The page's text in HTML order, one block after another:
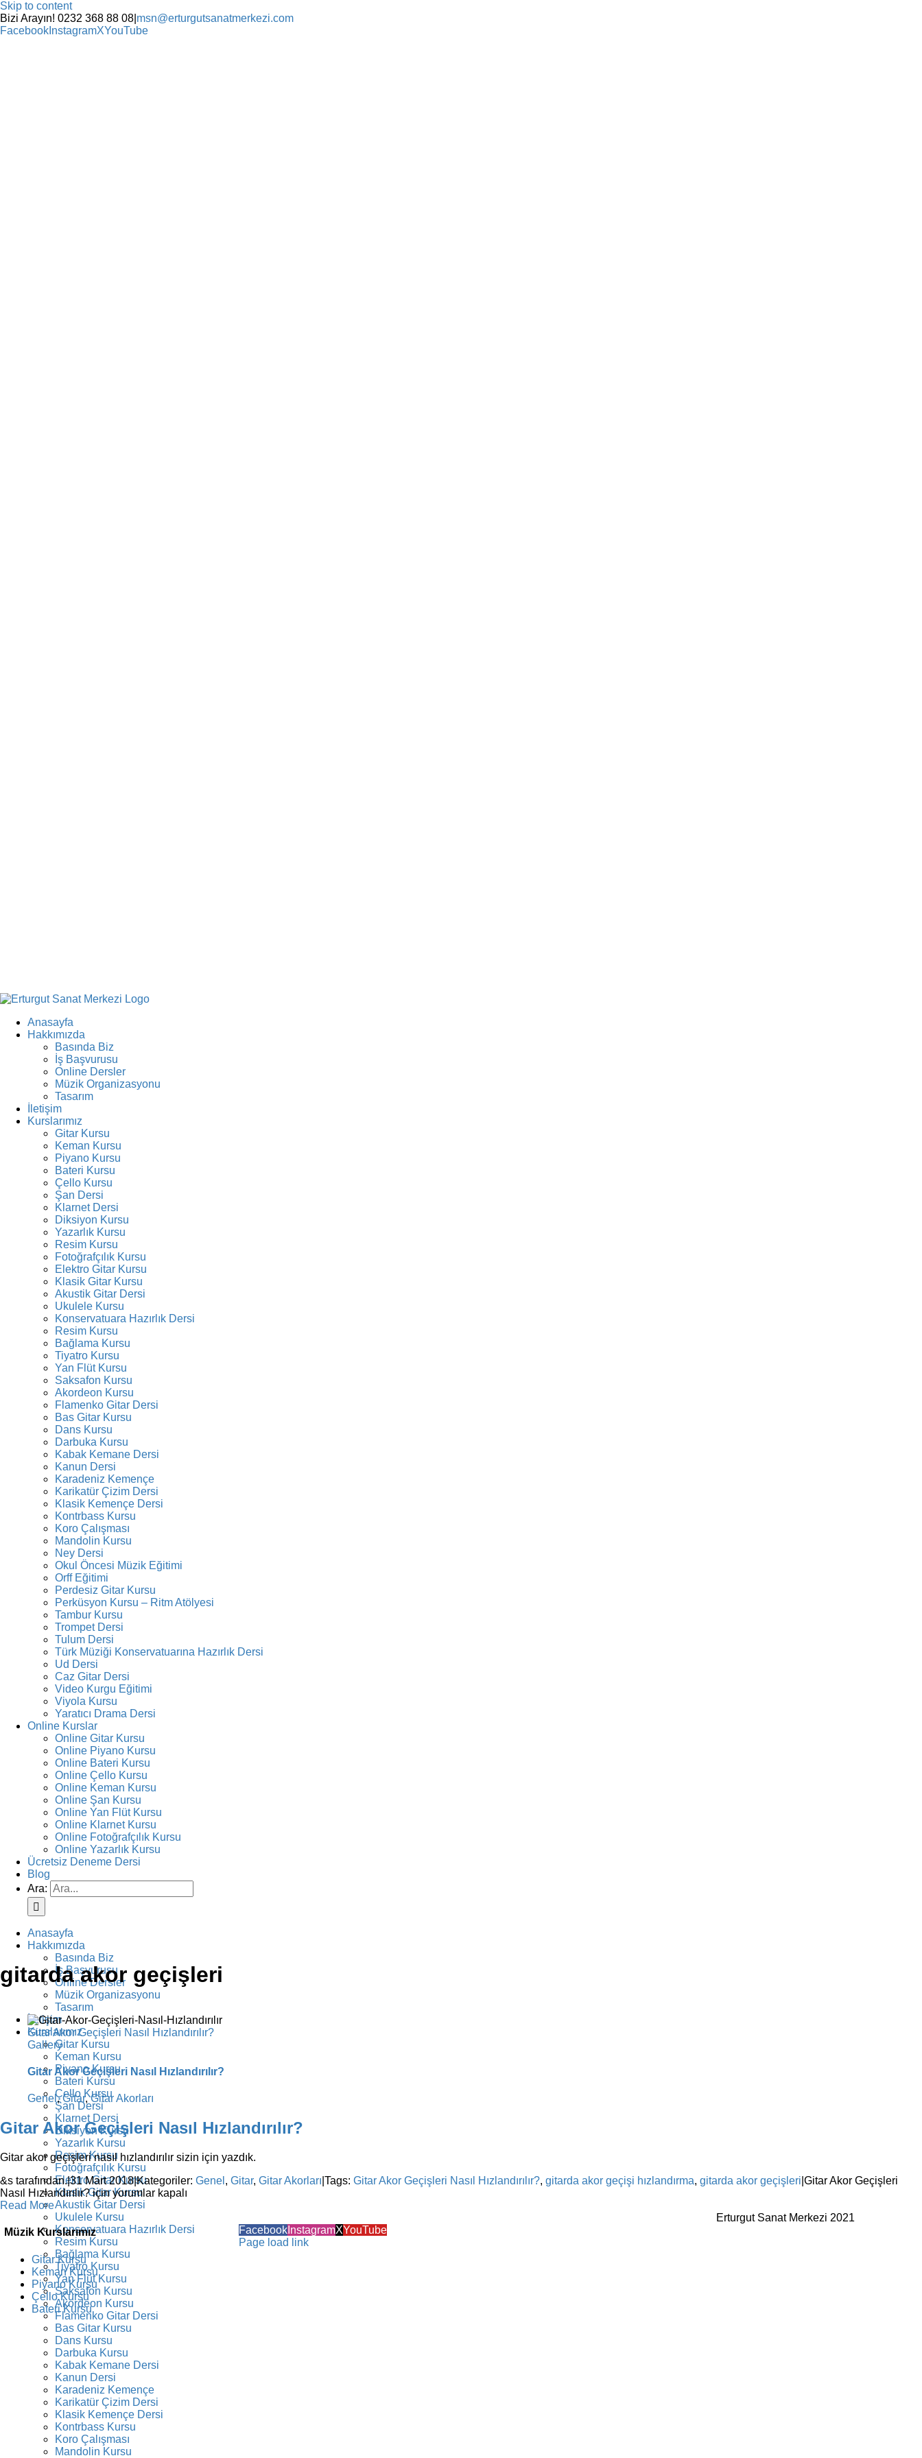
Skip to content
Bizi Arayın! 0232 368 88 08 msn@erturgutsanatmerkezi.com
Facebook InstagramXYouTube
Anasayfa
Hakkımızda
Basında Biz
İş Başvurusu
Online Dersler
Müzik Organizasyonu
Tasarım
İletişim
Kurslarımız
Gitar Kursu
Keman Kursu
Piyano Kursu
Bateri Kursu
Çello Kursu
Şan Dersi
Klarnet Dersi
Diksiyon Kursu
Yazarlık Kursu
Resim Kursu
Fotoğrafçılık Kursu
Elektro Gitar Kursu
Klasik Gitar Kursu
Akustik Gitar Dersi
Ukulele Kursu
Konservatuara Hazırlık Dersi
Resim Kursu
Bağlama Kursu
Tiyatro Kursu
Yan Flüt Kursu
Saksafon Kursu
Akordeon Kursu
Flamenko Gitar Dersi
Bas Gitar Kursu
Dans Kursu
Darbuka Kursu
Kabak Kemane Dersi
Kanun Dersi
Karadeniz Kemençe
Karikatür Çizim Dersi
Klasik Kemençe Dersi
Kontrbass Kursu
Koro Çalışması
Mandolin Kursu
Ney Dersi
Okul Öncesi Müzik Eğitimi
Orff Eğitimi
Perdesiz Gitar Kursu
Perküsyon Kursu – Ritm Atölyesi
Tambur Kursu
Trompet Dersi
Tulum Dersi
Türk Müziği Konservatuarına Hazırlık Dersi
Ud Dersi
Caz Gitar Dersi
Video Kurgu Eğitimi
Viyola Kursu
Yaratıcı Drama Dersi
Online Kurslar
Online Gitar Kursu
Online Piyano Kursu
Online Bateri Kursu
Online Çello Kursu
Online Keman Kursu
Online Şan Kursu
Online Yan Flüt Kursu
Online Klarnet Kursu
Online Fotoğrafçılık Kursu
Online Yazarlık Kursu
Ücretsiz Deneme Dersi
Blog
Ara:
Anasayfa
Hakkımızda
Basında Biz
İş Başvurusu
Online Dersler
Müzik Organizasyonu
Tasarım
İletişim
Kurslarımız
Gitar Kursu
Keman Kursu
Piyano Kursu
Bateri Kursu
Çello Kursu
Şan Dersi
Klarnet Dersi
Diksiyon Kursu
Yazarlık Kursu
Resim Kursu
Fotoğrafçılık Kursu
Elektro Gitar Kursu
Klasik Gitar Kursu
Akustik Gitar Dersi
Ukulele Kursu
Konservatuara Hazırlık Dersi
Resim Kursu
Bağlama Kursu
Tiyatro Kursu
Yan Flüt Kursu
Saksafon Kursu
Akordeon Kursu
Flamenko Gitar Dersi
Bas Gitar Kursu
Dans Kursu
Darbuka Kursu
Kabak Kemane Dersi
Kanun Dersi
Karadeniz Kemençe
Karikatür Çizim Dersi
Klasik Kemençe Dersi
Kontrbass Kursu
Koro Çalışması
Mandolin Kursu
gitarda akor geçişleri
Gitar Akor Geçişleri Nasıl Hızlandırılır?
Gallery
Gitar Akor Geçişleri Nasıl Hızlandırılır?
Genel,Gitar,Gitar Akorları
Gitar Akor Geçişleri Nasıl Hızlandırılır?
Gitar akor geçişleri nasıl hızlandırılır sizin için yazdık.
&s tarafından.|31 Mart 2018|Kategoriler: Genel , Gitar, Gitar Akorları Tags: Gitar Akor Geçişleri Nasıl Hızlandırılır?, gitarda akor geçişi hızlandırma, gitarda akor geçişleri Gitar Akor Geçişleri
Nasıl Hızlandırılır? içinyorumlar kapalı
Read More
Müzik Kurslarımız
Gitar Kursu
Keman Kursu
Piyano Kursu
Çello Kursu
Bateri Kursu
Erturgut Sanat Merkezi 2021
Facebook InstagramXYouTube
Page load link